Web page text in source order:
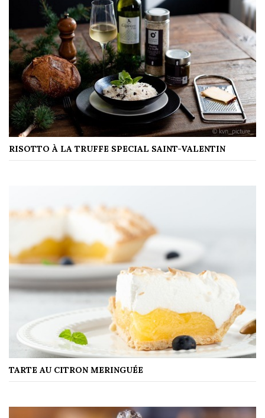
RISOTTO À LA TRUFFE SPECIAL SAINT-VALENTIN
TARTE AU CITRON MERINGUÉE